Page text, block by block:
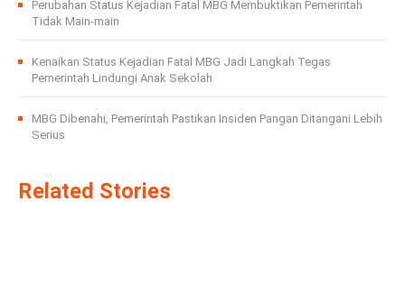
Perubahan Status Kejadian Fatal MBG Membuktikan Pemerintah
Tidak Main-main
Kenaikan Status Kejadian Fatal MBG Jadi Langkah Tegas
Pemerintah Lindungi Anak Sekolah
MBG Dibenahi, Pemerintah Pastikan Insiden Pangan Ditangani Lebih
Serius
Related Stories